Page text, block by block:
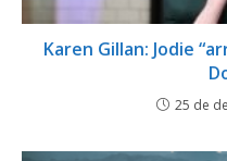
Karen Gillan: Jodie
25 de